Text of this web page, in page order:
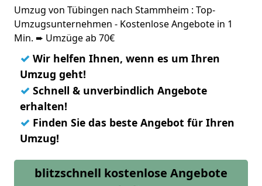
Umzug von Tübingen nach Stammheim : Top-
Umzugsunternehmen - Kostenlose Angebote in 1
Min. ➨ Umzüge ab 70€
✓ Wir helfen Ihnen, wenn es um Ihren
Umzug geht!
✓ Schnell & unverbindlich Angebote
erhalten!
✓ Finden Sie das beste Angebot für Ihren
Umzug!
blitzschnell kostenlose Angebote